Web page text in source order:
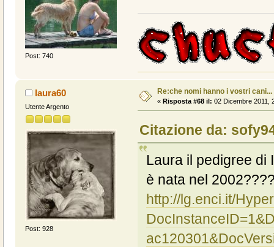
Post: 740
laura60
Utente Argento
Post: 928
Re:che nomi hanno i vostri cani...
« Risposta #68 il: 02 Dicembre 2011,
Citazione da:
Laura il pedigree di
è nata nel
http://lg.enci.it/